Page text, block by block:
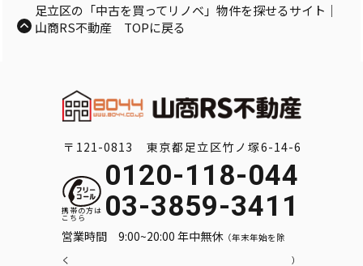
足立区の「中古を買ってリノベ」物件を探せるサイト｜
山商RS不動産 TOPに戻る
〒121-0813 東京都足立区竹ノ塚6-14-6
0120-118-044
03-3859-3411
営業時間 9:00~20:00 年中無休（年末年始を除
く）